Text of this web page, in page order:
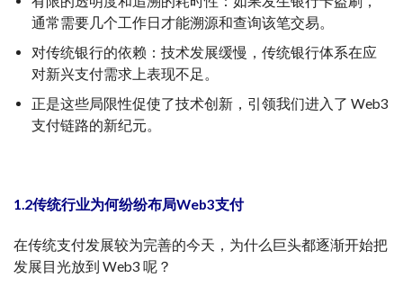
通常需要几个工作日才能溯源和查询该笔交易。
对传统银行的依赖：技术发展缓慢，传统银行体系在应
对新兴支付需求上表现不足。
正是这些局限性促使了技术创新，引领我们进入了 Web3
支付链路的新纪元。
1.2传统行业为何纷纷布局Web3支付
在传统支付发展较为完善的今天，为什么巨头都逐渐开始把
发展目光放到 Web3 呢？